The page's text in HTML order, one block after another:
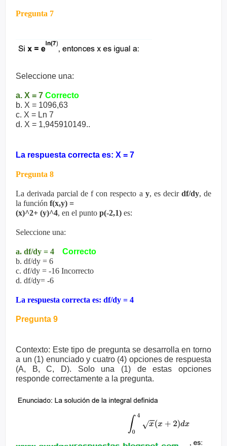
Pregunta 7
Seleccione una:
a. X = 7 Correcto
b. X = 1096,63
c. X = Ln 7
d. X = 1,945910149..
La respuesta correcta es: X = 7
Pregunta 8
La derivada parcial de f con respecto a y, es decir df/dy, de
la función f(x,y) =
(x)^2+ (y)^4, en el punto p(-2,1) es:
Seleccione una:
a. df/dy = 4
Correcto
b. df/dy = 6
c. df/dy = -16 Incorrecto
d. df/dy= -6
La respuesta correcta es: df/dy = 4
Pregunta 9
Contexto: Este tipo de pregunta se desarrolla en torno
a un (1) enunciado y cuatro (4) opciones de respuesta
(A, B, C, D). Solo una (1) de estas opciones
responde correctamente a la pregunta.